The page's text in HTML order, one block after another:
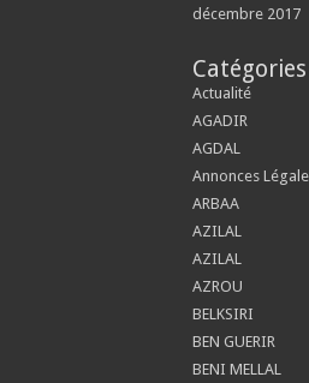
décembre 2017
Catégories
Actualité
AGADIR
AGDAL
Annonces
ARBAA
AZILAL
AZILAL
AZROU
BELKSIRI
BEN GUERIR
BENI MELLAL